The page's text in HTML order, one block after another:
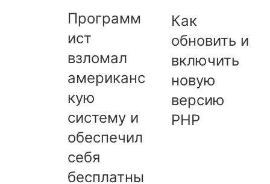
Программ
ист
взломал
американс
кую
систему и
обеспечил
себя
бесплатны
Как
обновить и
включить
новую
версию
PHP